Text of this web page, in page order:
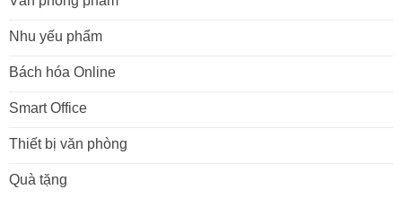
Nhu yếu phẩm
Bách hóa Online
Smart Office
Thiết bị văn phòng
Quà tặng